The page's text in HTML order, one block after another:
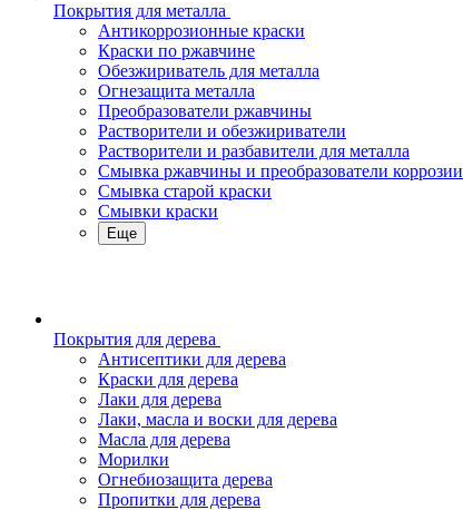
Покрытия для металла
Антикоррозионные краски
Краски по ржавчине
Обезжириватель для металла
Огнезащита металла
Преобразователи ржавчины
Растворители и обезжириватели
Растворители и разбавители для металла
Смывка ржавчины и преобразователи коррозии
Смывка старой краски
Смывки краски
Еще
Покрытия для дерева
Антисептики для дерева
Краски для дерева
Лаки для дерева
Лаки, масла и воски для дерева
Масла для дерева
Морилки
Огнебиозащита дерева
Пропитки для дерева